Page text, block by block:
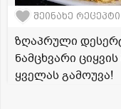
შეინახე რეცეპტი
ზღაპრული
ნამცხვარი
ყველას გამოუვა!